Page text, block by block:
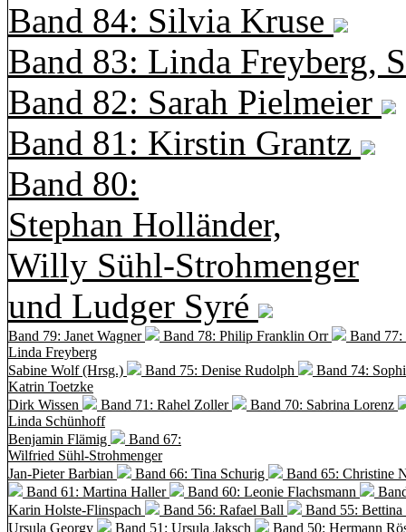
Band 84: Silvia Kruse
Band 83: Linda Freyberg,
Band 82: Sarah Pielmeier
Band 81: Kirstin Grantz
Band 80:
Stephan Holländer,
Willy Sühl-Strohmenger
und Ludger Syré
Band 79: Janet Wagner Band 78: Philip Franklin Orr
Band
Linda Freyberg
Sabine Wolf (Hrsg.)
Band 75: Denise Rudolph
Band 74:
Katrin Toetzke
Dirk Wissen
Band 71: Rahel Zoller
Band 70: Sabrina Lorenz
Linda Schünhoff
Benjamin Flämig
Band 67:
Wilfried Sühl-Strohmenger
Jan-Pieter Barbian
Band 66: Tina Schurig
Band 65: Christine
Band 61: Martina Haller
Band 60: Leonie Flachsmann
Karin Holste-Flinspach
Band 56: Rafael Ball
Band 55:
Ursula Georgy
Band 51: Ursula Jaksch Band 50: Hermann